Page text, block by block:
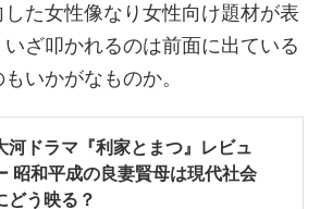
た女性像なり女性向け題材が表
ざ叩かれるのは前面に出ている
いかがなものか。
河ドラマ『利家とまつ』レビュ
昭和平成の良妻賢母は現代社会
どう映る？